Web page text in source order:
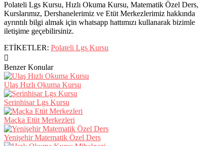
Polateli Lgs Kursu, Hızlı Okuma Kursu, Matematik Özel Ders,
Kurslarımız, Dershanelerimiz ve Etüt Merkezlerimiz hakkında
ayrıntılı bilgi almak için whatsapp hattımızı kullanarak bizimle
iletişime geçebilirsiniz.
ETİKETLER: Polateli Lgs Kursu
Benzer Konular
Ulaş Hızlı Okuma Kursu
Serinhisar Lgs Kursu
Maçka Etüt Merkezleri
Yenişehir Matematik Özel Ders